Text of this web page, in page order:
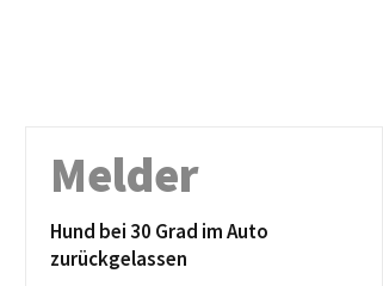
Melder
Hund bei 30 Grad im Auto
zurückgelassen